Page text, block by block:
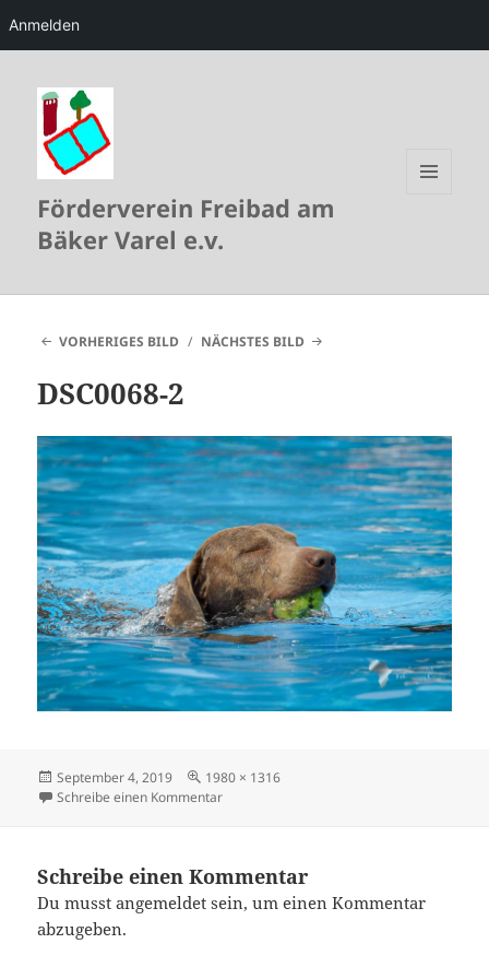
Anmelden
Förderverein Freibad am
Bäker Varel e.v.
VORHERIGES BILD NÄCHSTES BILD
DSC0068-2
Veröffentlicht
am
September 4, 2019 Originalgröße
1980 × 1316
Schreibe einen Kommentarzu DSC0068-2
Schreibe einen Kommentar
Du musstangemeldet sein, um einen Kommentar
abzugeben.